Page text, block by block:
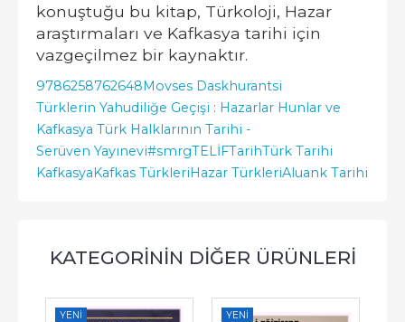
konuştuğu bu kitap, Türkoloji, Hazar
araştırmaları ve Kafkasya tarihi için
vazgeçilmez bir kaynaktır.
9786258762648Movses Daskhurantsi
Türklerin Yahudiliğe Geçişi : Hazarlar Hunlar ve
Kafkasya Türk Halklarının Tarihi -
Serüven Yayınevi#smrgTELİFTarihTürk Tarihi
KafkasyaKafkas TürkleriHazar TürkleriAluank Tarihi
KATEGORININ DIĞER ÜRÜNLERI
YENI YENI